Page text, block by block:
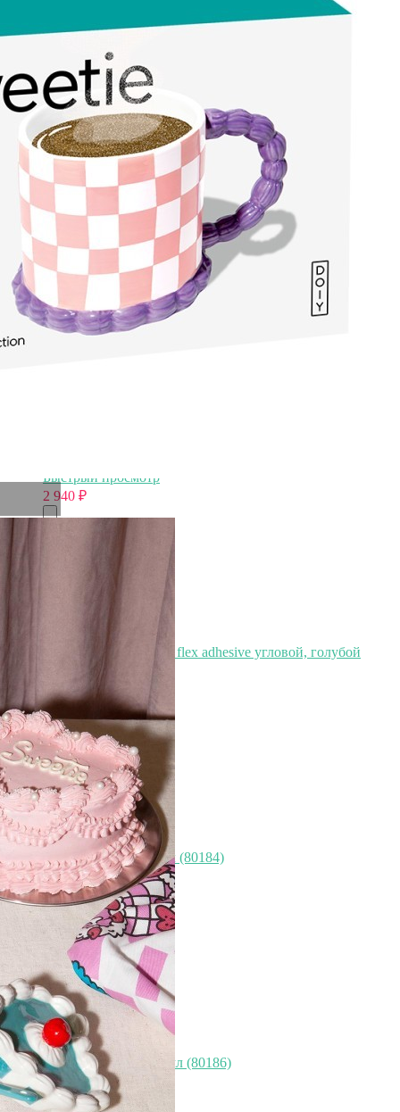
Рассчитываем стоимость доставки...
Преимущества для клиентов
Закзать в интернет-магазине
Вступайте в ряды довольных клиентов! Создавайте
Вашу территорию уюта!
Доставка
Мы доставим ваш заказ курьером по Москве и Санкт-
Петербургу или службой доставки по всей России.
Оплата
Оплатите заказ банковской картой, электронными
деньгами или наличными в ближайшем платежном
терминале или наличными.
Как заказать
Позвоните менеджеру по телефону или оформите заказ
через корзину
Рекомендуем посмотреть
Быстрый просмотр
2 940 ₽
Органайзер для душа flex adhesive угловой, голубой
Быстрый просмотр
2 940₽
Кружка 3d cat, 480 мл (80184)
Быстрый просмотр
2 940₽
Кружка 3d rose, 350 мл (80186)
Быстрый просмотр